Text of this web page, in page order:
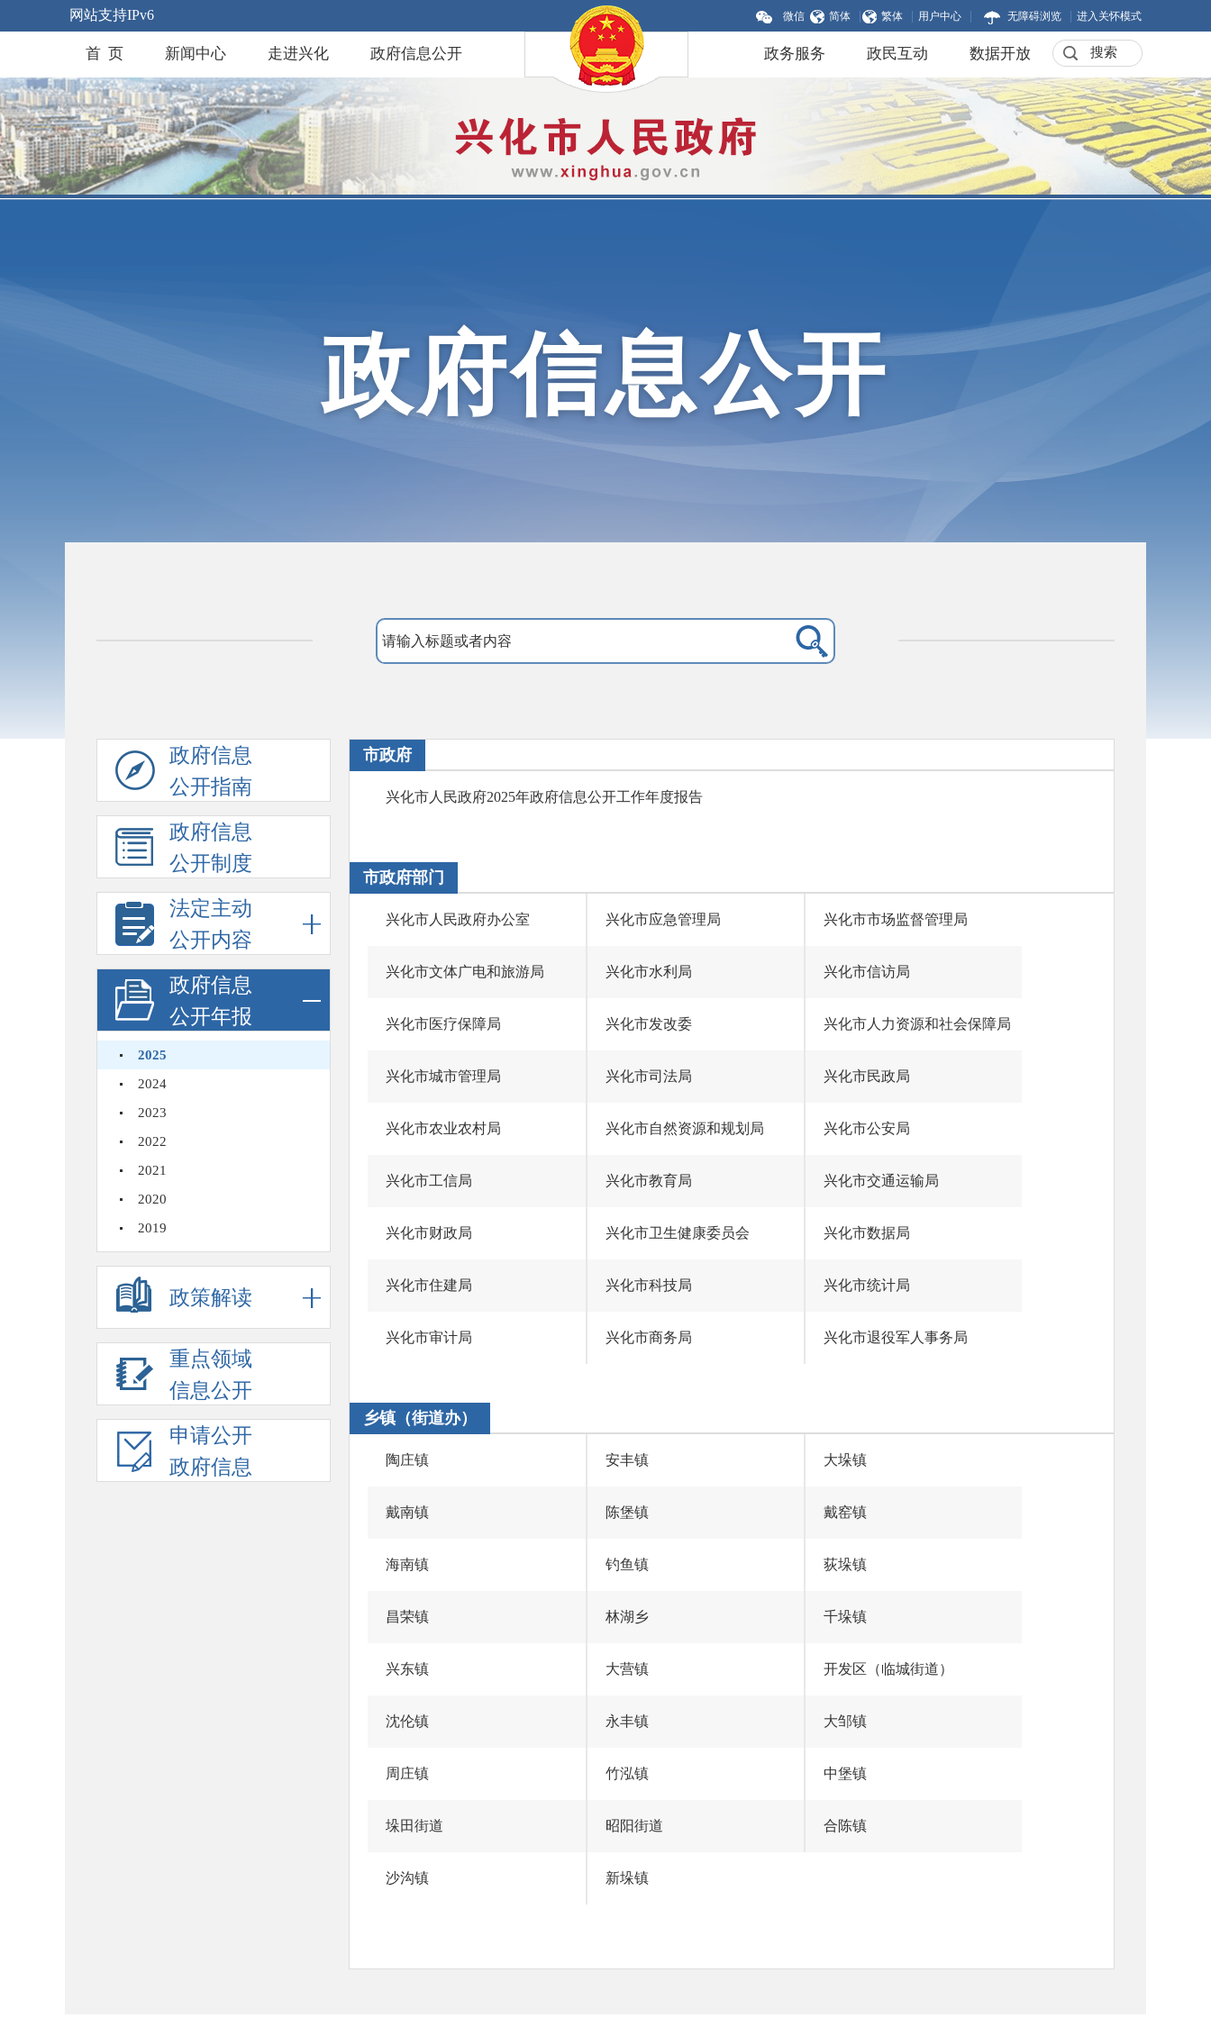
网站支持IPv6 微信 简体 繁体 用户中心 无障碍浏览 进入关怀模式
首 页 新闻中心 走进兴化 政府信息公开 政务服务 政民互动 数据开放
政府信息公开
政府信息
公开指南
政府信息
公开制度
法定主动
公开内容
政府信息
公开年报
2025
2024
2023
2022
2021
2020
2019
政策解读
重点领域
信息公开
申请公开
政府信息
市政府
兴化市人民政府2025年政府信息公开工作年度报告
市政府部门
兴化市人民政府办公室 兴化市应急管理局 兴化市市场监督管理局
兴化市文体广电和旅游局 兴化市水利局 兴化市信访局
兴化市医疗保障局 兴化市发改委 兴化市人力资源和社会保障局
兴化市城市管理局 兴化市司法局 兴化市民政局
兴化市农业农村局 兴化市自然资源和规划局 兴化市公安局
兴化市工信局 兴化市教育局 兴化市交通运输局
兴化市财政局 兴化市卫生健康委员会 兴化市数据局
兴化市住建局 兴化市科技局 兴化市统计局
兴化市审计局 兴化市商务局 兴化市退役军人事务局
乡镇（街道办）
陶庄镇 安丰镇 大垛镇
戴南镇 陈堡镇 戴窑镇
海南镇 钓鱼镇 荻垛镇
昌荣镇 林湖乡 千垛镇
兴东镇 大营镇 开发区（临城街道）
沈伦镇 永丰镇 大邹镇
周庄镇 竹泓镇 中堡镇
垛田街道 昭阳街道 合陈镇
沙沟镇 新垛镇